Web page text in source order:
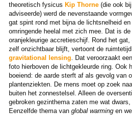
theoretisch fysicus Kip Thorne(die ook
adviseerde) werd de nevenstaande
gat spint rond met bijna de lichtsnelheid
omringende heelal met zich mee. Dat is de
oranjekleurige accretieschijf. Rond het
zelf onzichtbaar blijft, vertoont de
gravitational lensing . Dat veroorzaakt een
foto hierboven de lichtgekleurde ring. Ook
boeiend: de aarde sterft af als gevolg van
plantenziekten. De mens moet op zoek
buiten het zonnestelsel. Alleen de
gebroken gezinthema zaten me wat dwars,
Eenzelfde thema van global warmingen